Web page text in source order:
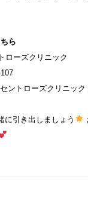
ら
ローズクリニック
セントローズクリニッ
に引き出しましょう